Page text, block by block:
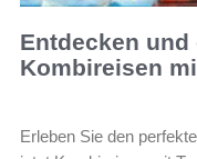
Entdecken und
Kombireisen
Erleben Sie den